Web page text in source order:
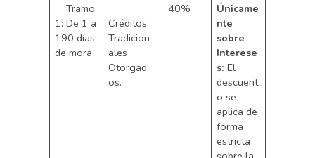
Tramo
1: De 1 a
190 días
de mora
Créditos
Tradicion
ales
Otorgad
os.
40%
Únicame
nte
sobre
Interese
s:El
descuent
o se
aplica de
forma
estricta